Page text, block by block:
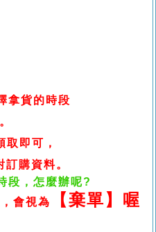
拿貨的時段
即可，
訂購資料。
段，怎麼辦呢?
會視為
【棄單】喔